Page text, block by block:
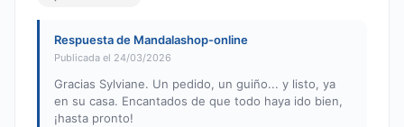
Respuesta de Mandalashop-online
Publicada el 24/03/2026
Gracias Sylviane. Un pedido, un guiño... y listo, ya
en su casa. Encantados de que todo haya ido bien,
¡hasta pronto!